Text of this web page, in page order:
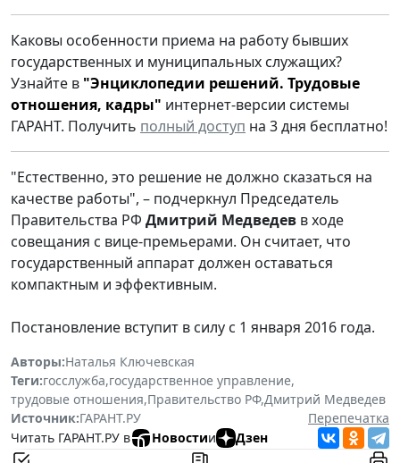
Каковы особенности приема на работу бывших
государственных и муниципальных служащих?
Узнайте в "Энциклопедии решений. Трудовые
отношения, кадры" интернет-версии системы
ГАРАНТ. Получить полный доступ на 3 дня бесплатно!
"Естественно, это решение не должно сказаться на
качестве работы", – подчеркнул Председатель
Правительства РФ Дмитрий Медведев в ходе
совещания с вице-премьерами. Он считает, что
государственный аппарат должен оставаться
компактным и эффективным.
Постановление вступит в силу с 1 января 2016 года.
Авторы:Наталья Ключевская
Теги:госслужба,государственное управление,
трудовые отношения,Правительство РФ,Дмитрий Медведев
Источник:ГАРАНТ.РУ
Перепечатка
Читать ГАРАНТ.РУ в
Новостии Дзен